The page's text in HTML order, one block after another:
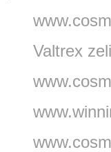
Valtrex